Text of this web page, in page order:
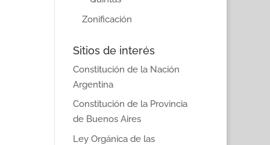
Zonificación
Sitios de interés
Constitución de la Nación
Argentina
Constitución de la Provincia
de Buenos Aires
Ley Orgánica de las